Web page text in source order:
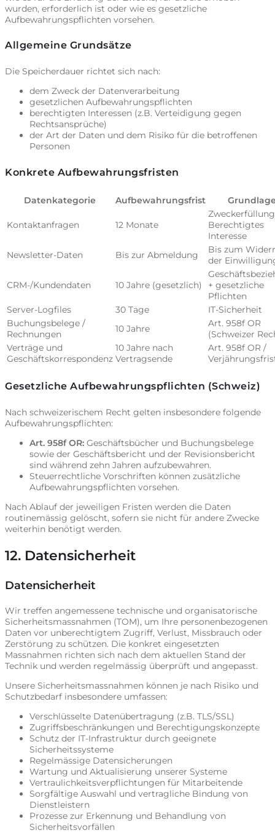
wurden, erforderlich ist oder wie es gesetzliche
Aufbewahrungspflichten vorsehen.
Allgemeine Grundsätze
Die Speicherdauer richtet sich nach:
dem Zweck der Datenverarbeitung
gesetzlichen Aufbewahrungspflichten
berechtigten Interessen (z.B. Verteidigung gegen
Rechtsansprüche)
der Art der Daten und dem Risiko für die betroffenen
Personen
Konkrete Aufbewahrungsfristen
Datenkategorie Aufbewahrungsfrist
Kontaktanfragen 12 Monate
Berechtigtes
Interesse
Newsletter-Daten
Bis zur Abmeldung
Bis zum
der
CRM-/Kundendaten 10 Jahre (gesetzlich)
+ gesetzliche
Pflichten
Server-Logfiles
30 Tage
IT-Sicherheit
Buchungsbelege /
Rechnungen
10 Jahre
Art. 958f OR
(Schweizer
Verträge und
Geschäftskorrespondenz
10 Jahre nach
Vertragsende
Art. 958f OR /
Gesetzliche Aufbewahrungspflichten (Schweiz)
Nach schweizerischem Recht gelten insbesondere folgende
Aufbewahrungspflichten:
Art. 958f OR: Geschäftsbücher und Buchungsbelege
sowie der Geschäftsbericht und der Revisionsbericht
sind während zehn Jahren aufzubewahren.
Steuerrechtliche Vorschriften können zusätzliche
Aufbewahrungspflichten vorsehen.
Nach Ablauf der jeweiligen Fristen werden die Daten
routinemässig gelöscht, sofern sie nicht für andere Zwecke
weiterhin benötigt werden.
12. Datensicherheit
Datensicherheit
Wir treffen angemessene technische und organisatorische
Sicherheitsmassnahmen (TOM), um Ihre personenbezogenen
Daten vor unberechtigtem Zugriff, Verlust, Missbrauch oder
Zerstörung zu schützen. Die konkret eingesetzten
Massnahmen richten sich nach dem aktuellen Stand der
Technik und werden regelmässig überprüft und angepasst.
Unsere Sicherheitsmassnahmen können je nach Risiko und
Schutzbedarf insbesondere umfassen:
Verschlüsselte Datenübertragung (z.B. TLS/SSL)
Zugriffsbeschränkungen und Berechtigungskonzepte
Schutz der IT-Infrastruktur durch geeignete
Sicherheitssysteme
Regelmässige Datensicherungen
Wartung und Aktualisierung unserer Systeme
Vertraulichkeitsverpflichtungen für Mitarbeitende
Sorgfältige Auswahl und vertragliche Bindung von
Dienstleistern
Prozesse zur Erkennung und Behandlung von
Sicherheitsvorfällen